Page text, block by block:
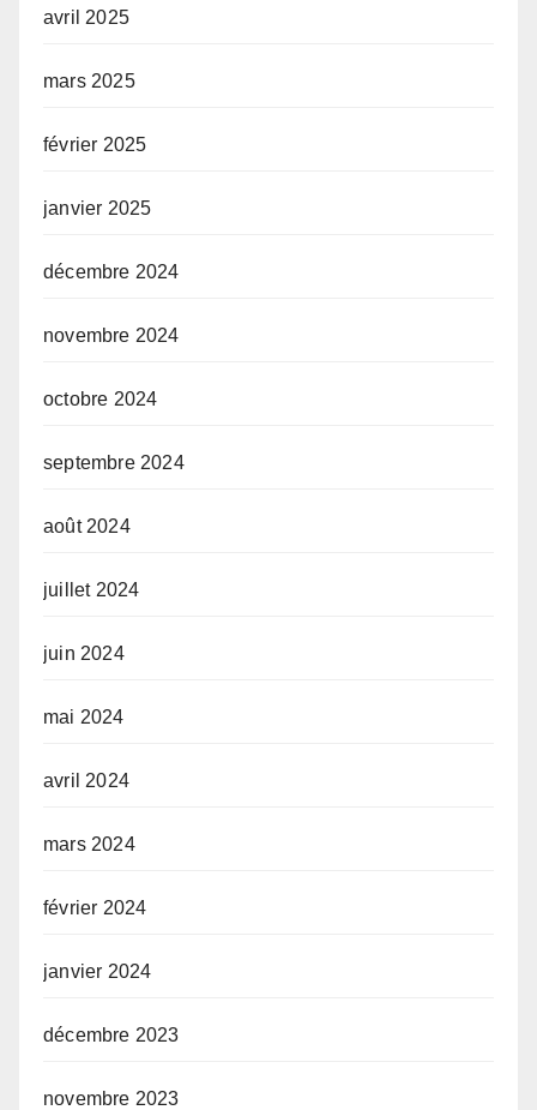
avril 2025
mars 2025
février 2025
janvier 2025
décembre 2024
novembre 2024
octobre 2024
septembre 2024
août 2024
juillet 2024
juin 2024
mai 2024
avril 2024
mars 2024
février 2024
janvier 2024
décembre 2023
novembre 2023